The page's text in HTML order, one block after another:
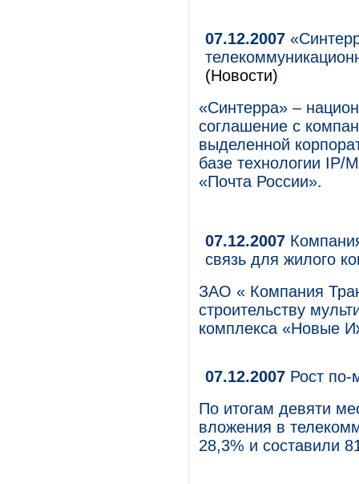
07.12.2007
(Новости)
«Синтерра» –
соглашение с
выделенной
базе технологии IP/
«Почта России».
07.12.2007
связь для жилого
ЗАО « Компания
строительству
комплекса «Новые
07.12.2007 Рост по-
По итогам девяти
вложения в
28,3% и составили